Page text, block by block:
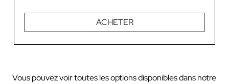
ACHETER
Vous pouvez voir toutes les options disponibles dans notre